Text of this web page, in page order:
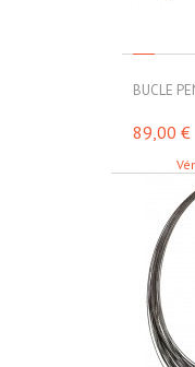
BUCLE
89,00 €